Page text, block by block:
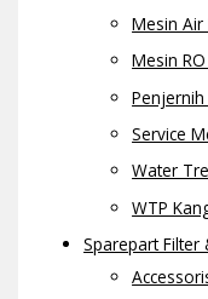
Mesin Air
Mesin
Service
Water
WTP
Sparepart Filter